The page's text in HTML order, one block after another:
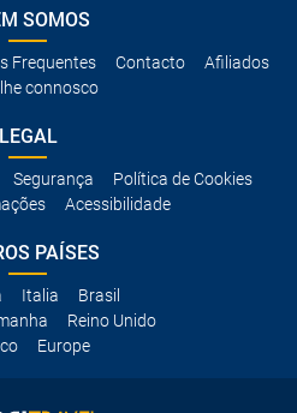
SOMOS
Frequentes Contacto
Afiliados
connosco
LEGAL
Segurança
Política de Cookies
Acessibilidade
PAÍSES
Italia
Brasil
Reino Unido
Europe